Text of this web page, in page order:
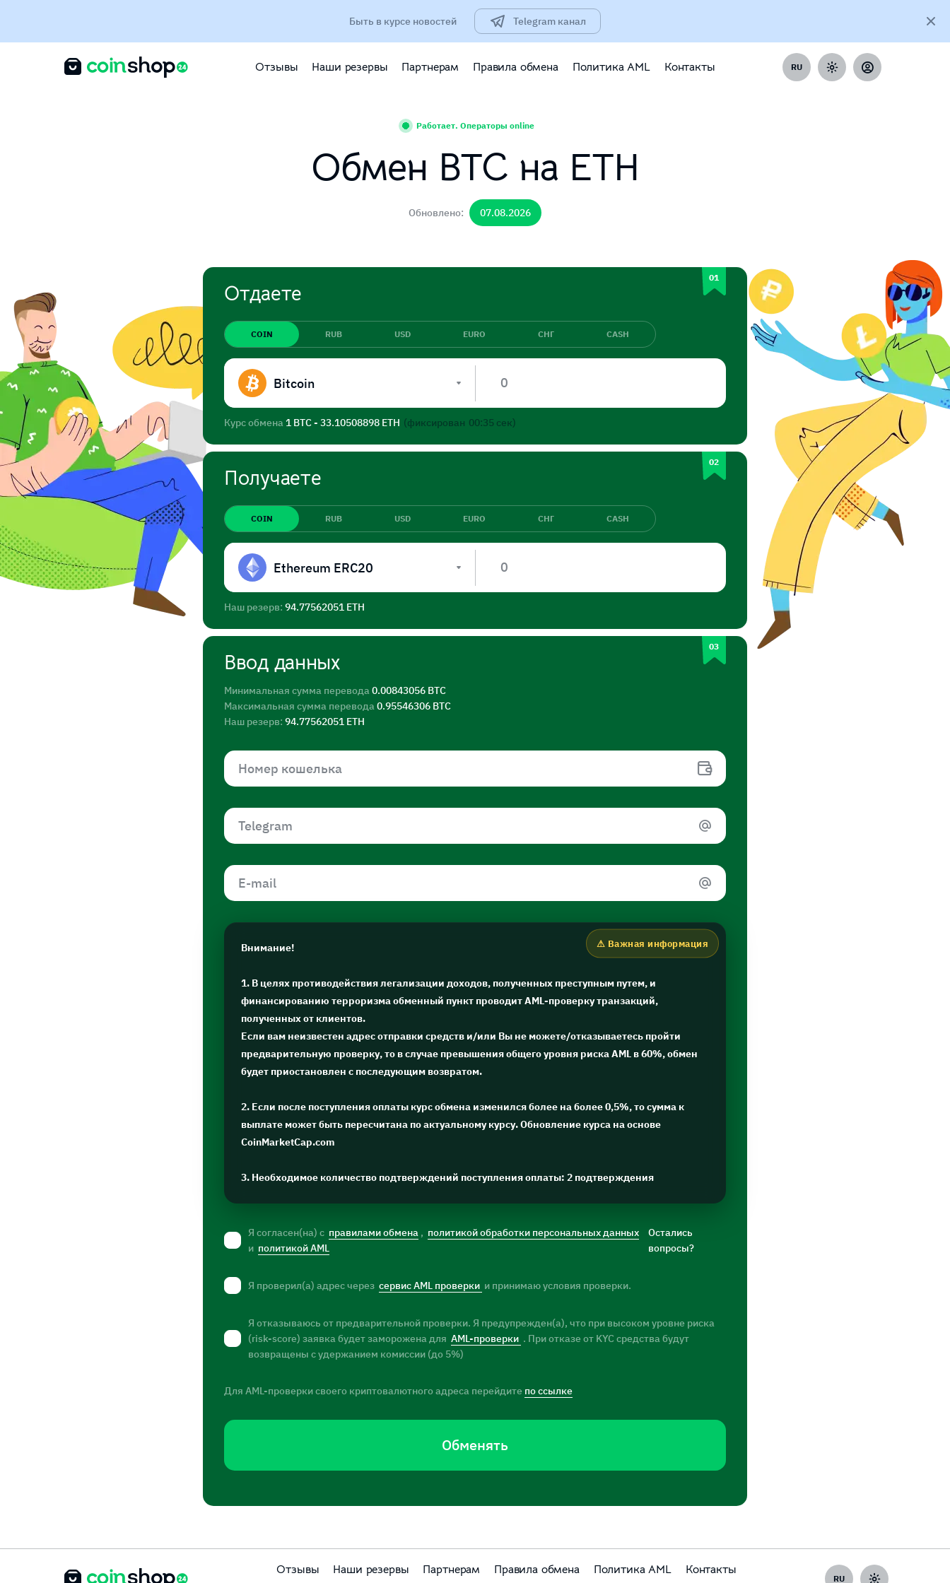
Быть в курсе новостей Telegram канал
Отзывы Наши резервы Партнерам Правила обмена Политика AML Контакты RU
Работает. Операторы online
Обмен BTC на ETH
Обновлено: 07.08.2026
Отдаете
COIN RUB USD EURO СНГ CASH
Bitcoin
Курс обмена 1 BTC - 33.10508898 ETH (фиксирован 00:35 сек)
Получаете
COIN RUB USD EURO СНГ CASH
Ethereum ERC20
Наш резерв: 94.77562051 ETH
Ввод данных
Минимальная сумма перевода0.00843056 BTC
Максимальная сумма перевода0.95546306 BTC
Наш резерв: 94.77562051 ETH
Внимание!
1. В целях противодействия легализации доходов, полученных преступным путем, и
финансированию терроризма обменный пункт проводит AML-проверку транзакций,
полученных от клиентов.
Если вам неизвестен адрес отправки средств и/или Вы не можете/отказываетесь пройти
предварительную проверку, то в случае превышения общего уровня риска AML в 60%, обмен
будет приостановлен с последующим возвратом.
2. Если после поступления оплаты курс обмена изменился более на более 0,5%, то сумма к
выплате может быть пересчитана по актуальному курсу. Обновление курса на основе
CoinMarketCap.com
3. Необходимое количество подтверждений поступления оплаты: 2 подтверждения
Я согласен(на) с правилами обмена , политикой обработки персональных данных
и политикой AML
Остались
вопросы?
Я проверил(а) адрес через сервис AML проверки и принимаю условия проверки.
Я отказываюсь от предварительной проверки. Я предупрежден(а), что при высоком уровне риска
(risk-score) заявка будет заморожена для AML-проверки . При отказе от KYC средства будут
возвращены с удержанием комиссии (до 5%)
Для AML-проверки своего криптовалютного адреса перейдите по ссылке
Обменять
Отзывы Наши резервы Партнерам Правила обмена Политика AML
Контакты
RU